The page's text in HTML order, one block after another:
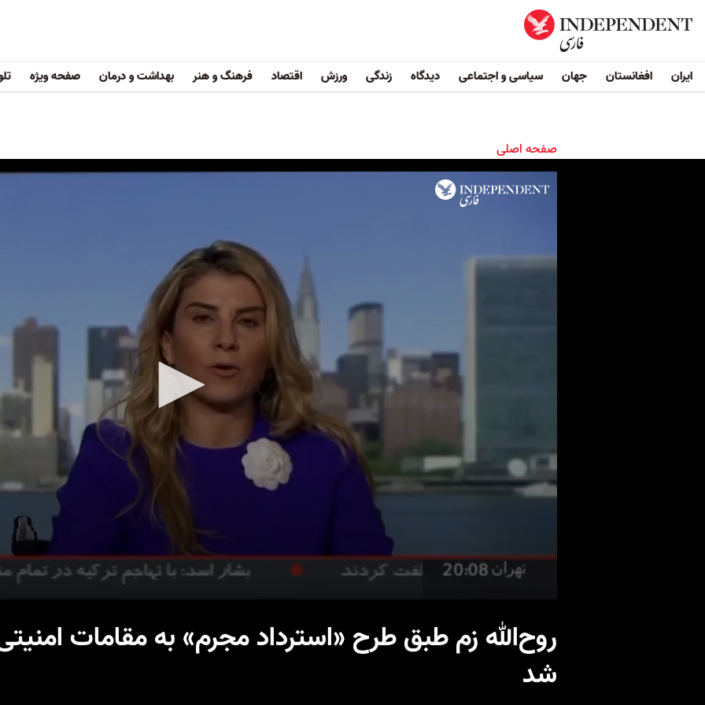
ایران افغانستان جهان سیاسی و اجتماعی دیدگاه زندگی ورزش اقتصاد فرهنگ و هنر بهداشت و درمان صفحه ویژه
صفحه اصلی
روح‌الله زم طبق طرح «استرداد مجرم» به مقامات
شد